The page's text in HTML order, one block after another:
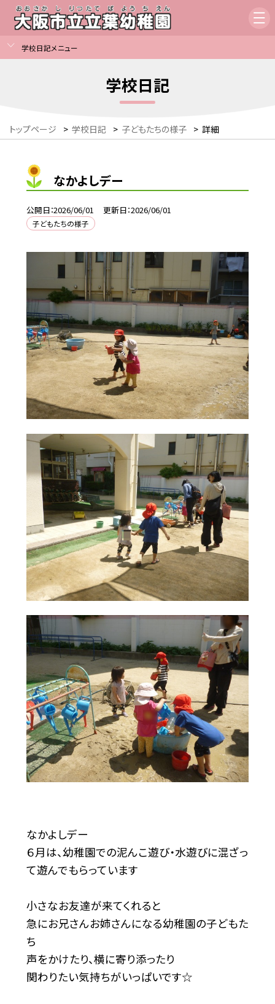
学校日記メニュー
学校日記
トップページ > 学校日記 > 子どもたちの様子 > 詳細
なかよしデー
公開日 2026/06/01 更新日 2026/06/01
子どもたちの様子
なかよしデー
６月は、幼稚園での泥んこ遊び・水遊びに混ざっ
て遊んでもらっています
小さなお友達が来てくれると
急にお兄さんお姉さんになる幼稚園の子どもた
ち
声をかけたり、横に寄り添ったり
関わりたい気持ちがいっぱいです☆